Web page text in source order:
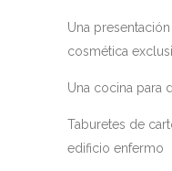
Una
cosmética
Una cocina para
Taburetes de
edificio enfermo